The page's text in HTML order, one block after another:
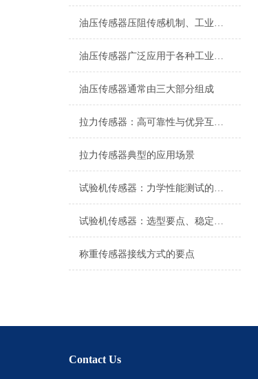
油压传感器压阻传感机制、工业工况适配与标准化运维管理
油压传感器广泛应用于各种工业自控环境
油压传感器通常由三大部分组成
拉力传感器：高可靠性与优异互换性的技术解析
拉力传感器典型的应用场景
试验机传感器：力学性能测试的核心组件解析
试验机传感器：选型要点、稳定性及分类详解
称重传感器接线方式的要点
Contact Us